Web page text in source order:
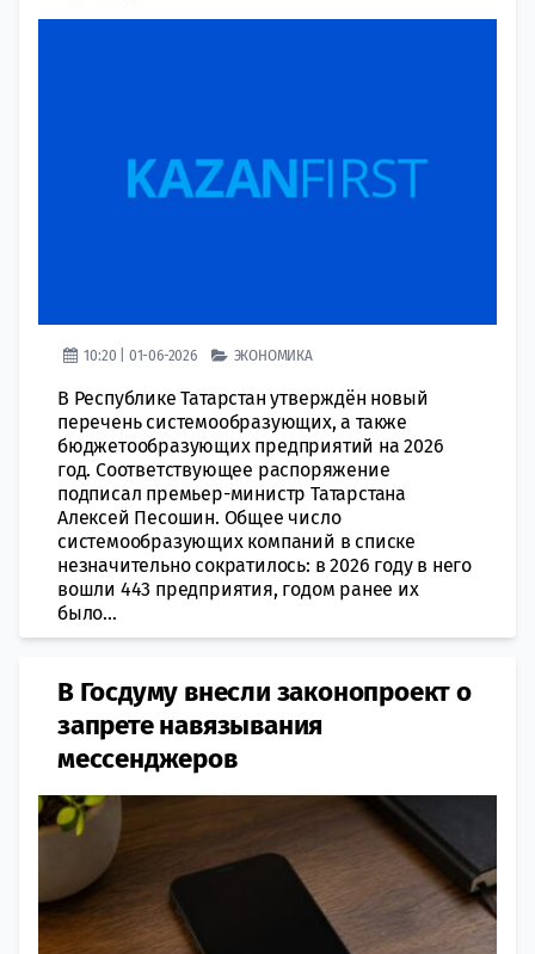
10:20 | 01-06-2026 ЭКОНОМИКА
В Республике Татарстан утверждён новый
перечень системообразующих, а также
бюджетообразующих предприятий на 2026
год. Соответствующее распоряжение
подписал премьер-министр Татарстана
Алексей Песошин. Общее число
системообразующих компаний в списке
незначительно сократилось: в 2026 году в него
вошли 443 предприятия, годом ранее их
было...
В Госдуму внесли законопроект о
запрете навязывания
мессенджеров